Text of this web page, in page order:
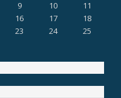
9 10
11
16 17
18
23 24
25